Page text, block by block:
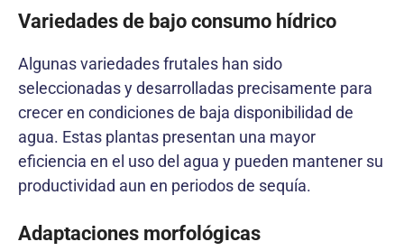
Variedades de bajo consumo hídrico
Algunas variedades frutales han sido
seleccionadas y desarrolladas precisamente para
crecer en condiciones de baja disponibilidad de
agua. Estas plantas presentan una mayor
eficiencia en el uso del agua y pueden mantener su
productividad aun en periodos de sequía.
Adaptaciones morfológicas